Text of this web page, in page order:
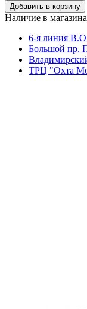
Наличие в
6-я линия
Большой пр.
ТРЦ "Охта